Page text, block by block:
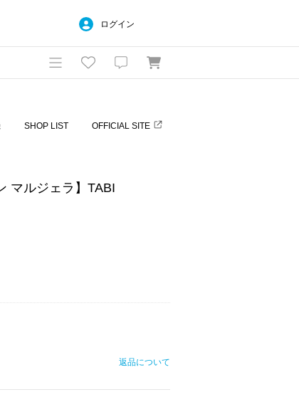
ログイン
SHOP LIST OFFICIAL SITE
マルジェラ】TABI
返品について